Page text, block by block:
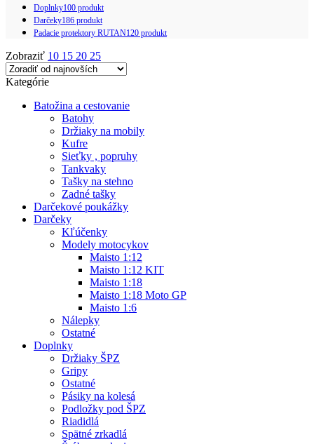
Doplnky100 produkt
Darčeky186 produkt
Padacie protektory RUTAN120 produkt
Zobraziť 10 15 20 25
Kategórie
Batožina a cestovanie
Batohy
Držiaky na mobily
Kufre
Sieťky , popruhy
Tankvaky
Tašky na stehno
Zadné tašky
Darčekové poukážky
Darčeky
Kľúčenky
Modely motocykov
Maisto 1:12
Maisto 1:12 KIT
Maisto 1:18
Maisto 1:18 Moto GP
Maisto 1:6
Nálepky
Ostatné
Doplnky
Držiaky ŠPZ
Gripy
Ostatné
Pásiky na kolesá
Podložky pod ŠPZ
Riadidlá
Spätné zrkadlá